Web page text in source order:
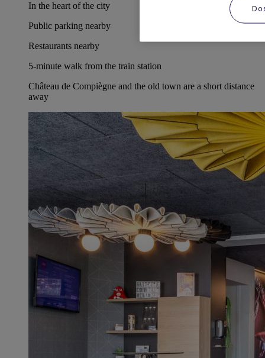
In the heart of the city
Public parking nearby
Restaurants nearby
5-minute walk from the train station
Château de Compiègne and the old town are a short distance
away